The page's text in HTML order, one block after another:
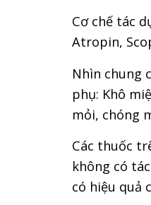
Cơ chế tác
Atropin,
Nhìn chung
phụ: Khô
mỏi, chóng
Các thuốc
không có
có hiệu quả